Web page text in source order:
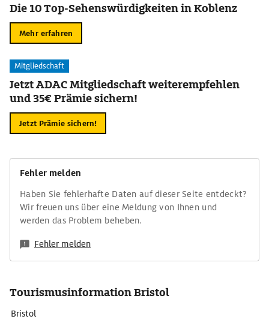
Die 10 Top-Sehenswürdigkeiten in Koblenz
Mehr erfahren
Mitgliedschaft
Jetzt ADAC Mitgliedschaft weiterempfehlen
und 35€ Prämie sichern!
Jetzt Prämie sichern!
Fehler melden
Haben Sie fehlerhafte Daten auf dieser Seite entdeckt?
Wir freuen uns über eine Meldung von Ihnen und
werden das Problem beheben.
Fehler melden
Tourismusinformation Bristol
Bristol